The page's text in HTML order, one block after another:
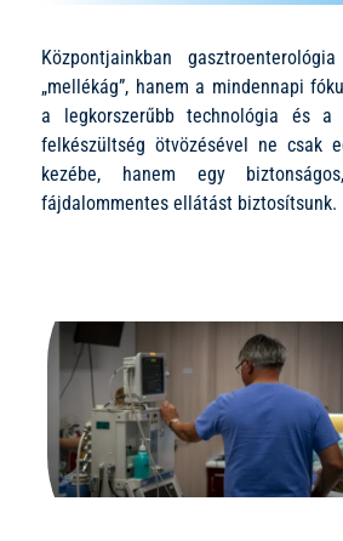
Központjainkban
„mellékág”, hanem a mindennapi
a legkorszerűbb technológia és a
felkészültség ötvözésével ne csak
kezébe, hanem egy
fájdalommentes ellátást biztosítsunk.